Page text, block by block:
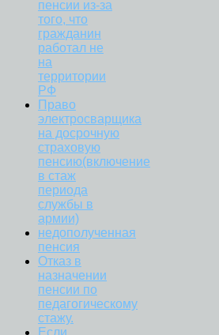
пенсии из-за
того, что
гражданин
работал не
на
территории
РФ
Право
электросварщика
на досрочную
страховую
пенсию(включение
в стаж
периода
службы в
армии)
недополученная
пенсия
Отказ в
назначении
пенсии по
педагогическому
стажу.
Если